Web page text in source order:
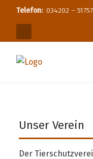
Telefon: 034202 – 51757
Unser Verein
Der